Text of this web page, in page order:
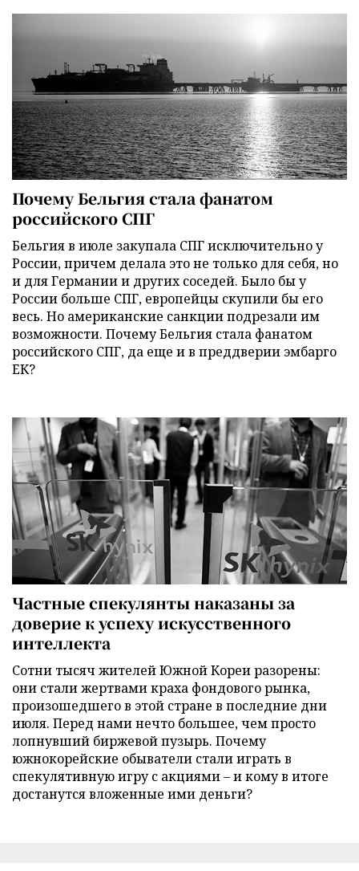
Почему Бельгия стала фанатом
российского СПГ
Бельгия в июле закупала СПГ исключительно у
России, причем делала это не только для себя, но
и для Германии и других соседей. Было бы у
России больше СПГ, европейцы скупили бы его
весь. Но американские санкции подрезали им
возможности. Почему Бельгия стала фанатом
российского СПГ, да еще и в преддверии эмбарго
ЕК?
Частные спекулянты наказаны за
доверие к успеху искусственного
интеллекта
Сотни тысяч жителей Южной Кореи разорены:
они стали жертвами краха фондового рынка,
произошедшего в этой стране в последние дни
июля. Перед нами нечто большее, чем просто
лопнувший биржевой пузырь. Почему
южнокорейские обыватели стали играть в
спекулятивную игру с акциями – и кому в итоге
достанутся вложенные ими деньги?